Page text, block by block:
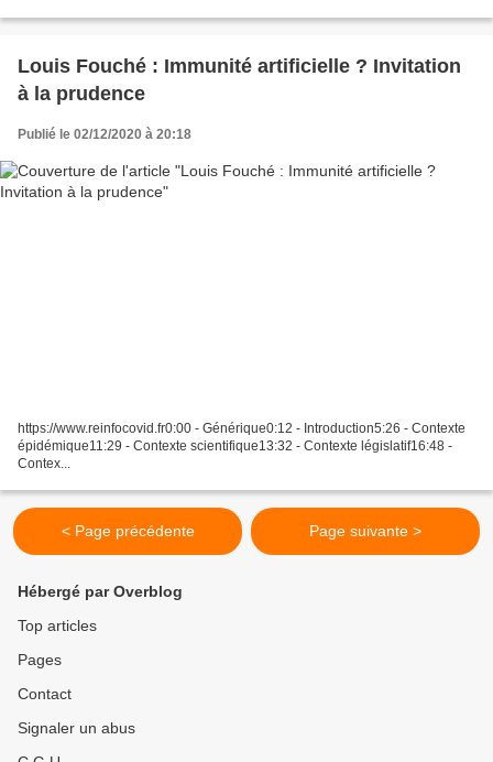
Louis Fouché : Immunité artificielle ? Invitation
à la prudence
Publié le 02/12/2020 à 20:18
https://www.reinfocovid.fr0:00 - Générique0:12 - Introduction5:26 - Contexte
épidémique11:29 - Contexte scientifique13:32 - Contexte législatif16:48 -
Contex...
< Page précédente Page suivante >
Hébergé par Overblog
Top articles
Pages
Contact
Signaler un abus